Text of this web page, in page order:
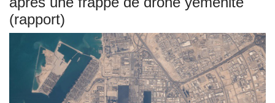
(rapport)